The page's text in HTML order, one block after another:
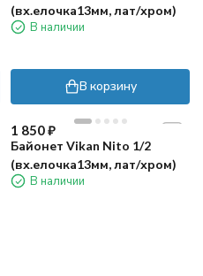
(вх.елочка13мм, лат/хром)
В наличии
В корзину
1 850₽
Байонет Vikan Nito 1/2
(вх.елочка13мм, лат/хром)
В наличии